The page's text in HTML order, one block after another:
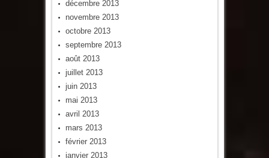
décembre 2013
novembre 2013
octobre 2013
septembre 2013
août 2013
juillet 2013
juin 2013
mai 2013
avril 2013
mars 2013
février 2013
janvier 2013